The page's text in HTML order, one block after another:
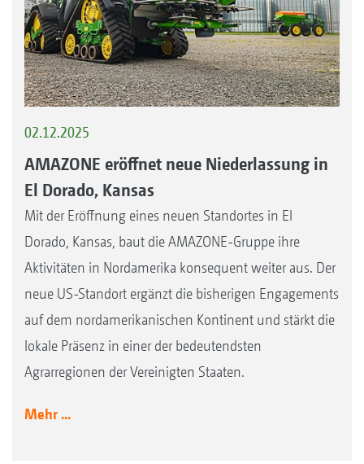
02.12.2025
AMAZONE eröffnet neue Niederlassung in
El Dorado, Kansas
Mit der Eröffnung eines neuen Standortes in El
Dorado, Kansas, baut die AMAZONE-Gruppe ihre
Aktivitäten in Nordamerika konsequent weiter aus. Der
neue US-Standort ergänzt die bisherigen Engagements
auf dem nordamerikanischen Kontinent und stärkt die
lokale Präsenz in einer der bedeutendsten
Agrarregionen der Vereinigten Staaten.
Mehr ...